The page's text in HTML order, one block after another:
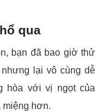
qua
bạn đã bao giờ thử
lại vô cùng dễ
hòa với vị ngọt của
hơn.